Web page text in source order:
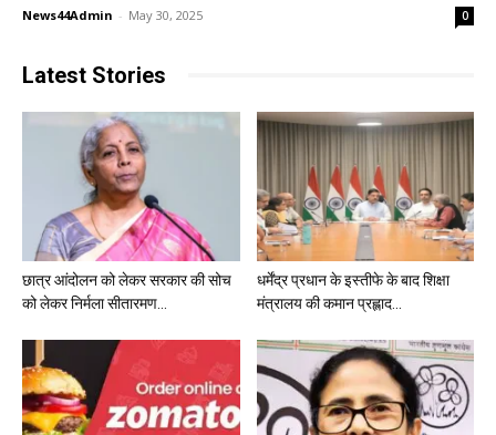
News44Admin - May 30, 2025 0
Latest Stories
छात्र आंदोलन को लेकर सरकार की सोच
को लेकर निर्मला सीतारमण...
धर्मेंद्र प्रधान के इस्तीफे के बाद शिक्षा
मंत्रालय की कमान प्रह्लाद...